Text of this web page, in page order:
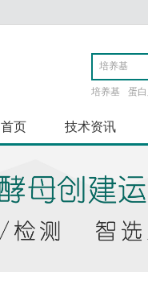
培养基 蛋
首页 技术资讯